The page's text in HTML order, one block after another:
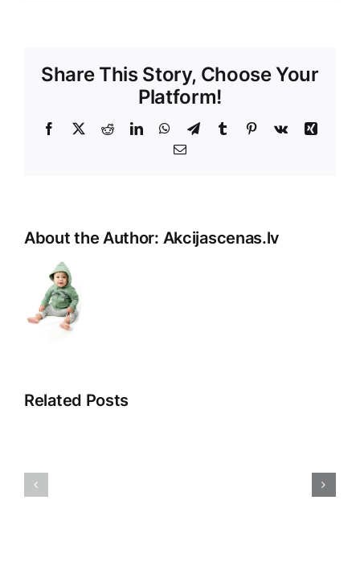
Share This Story, Choose Your
Platform!
Facebook
X RedditLinkedInWhatsApp
TelegramTumblr Pinterest
Vk
Xing
E-
About the Author: Akcijascenas.lv
Related Posts